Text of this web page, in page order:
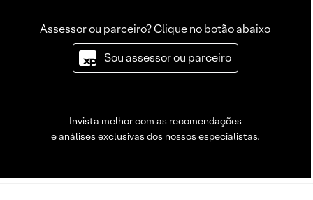
Assessor ou parceiro? Clique no botão abaixo
Sou assessor ou parceiro
Invista melhor com as recomendações
e análises exclusivas dos nossos especialistas.